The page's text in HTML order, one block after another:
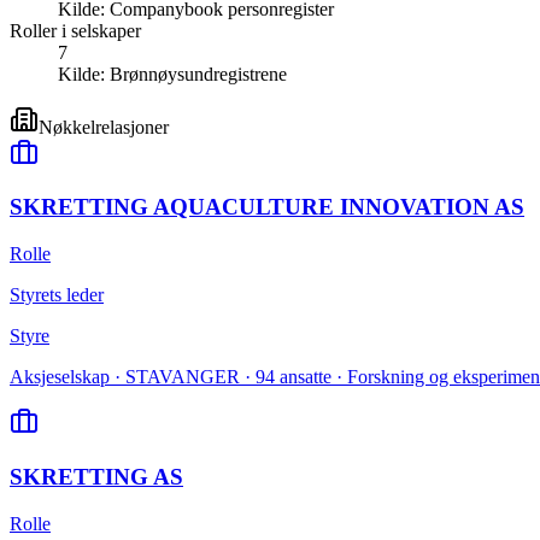
Kilde: Companybook personregister
Roller i selskaper
7
Kilde: Brønnøysundregistrene
Nøkkelrelasjoner
SKRETTING AQUACULTURE INNOVATION AS
Rolle
Styrets leder
Styre
Aksjeselskap · STAVANGER · 94 ansatte · Forskning og
SKRETTING AS
Rolle